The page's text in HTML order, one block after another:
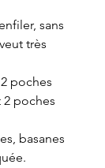
sans
très
poches
2 poches
basanes